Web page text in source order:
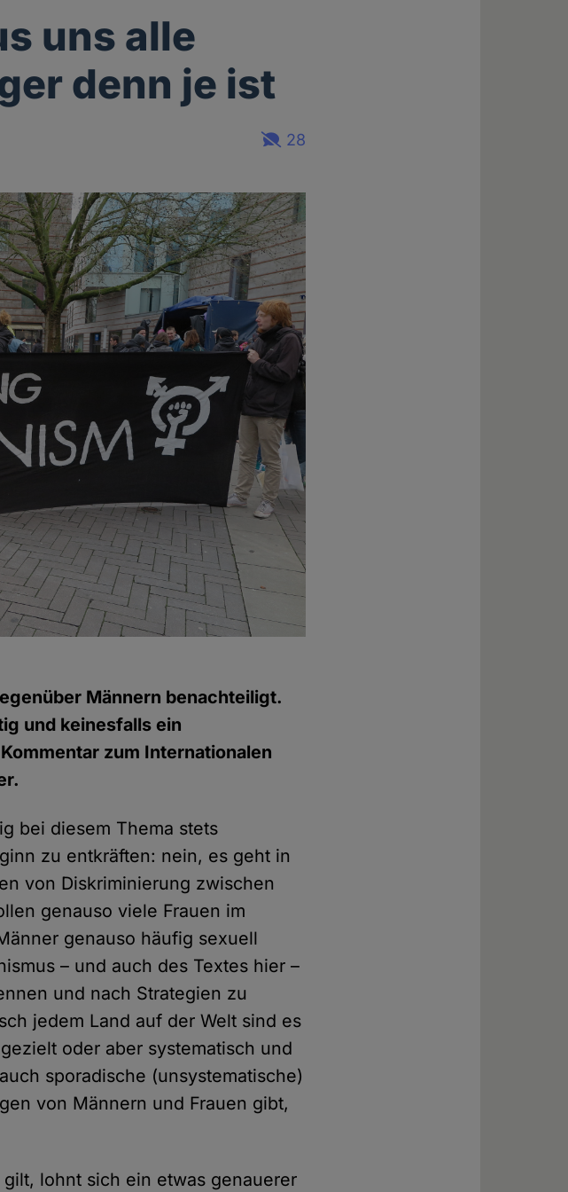
uns alle
denn je ist
28
Männern benachteiligt.
und keinesfalls ein
zum Internationalen
bei diesem Thema stets
zu entkräften: nein, es geht in
von Diskriminierung zwischen
genauso viele Frauen im
genauso häufig sexuell
– und auch des Textes hier –
und nach Strategien zu
jedem Land auf der Welt sind es
oder aber systematisch und
sporadische (unsystematische)
von Männern und Frauen gibt,
lohnt sich ein etwas genauerer